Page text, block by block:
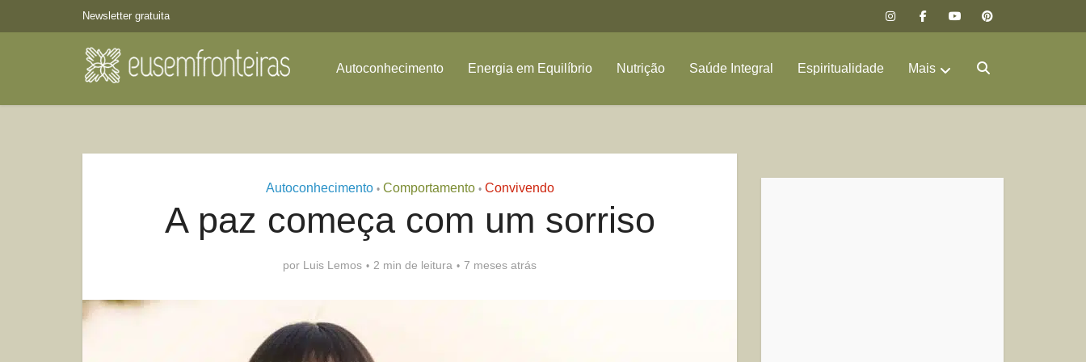
Newsletter gratuita
Autoconhecimento Energia em Equilíbrio Nutrição Saúde Integral Espiritualidade Mais
Autoconhecimento • Comportamento • Convivendo
A paz começa com um sorriso
por Luis Lemos 2 min de leitura 7 meses atrás